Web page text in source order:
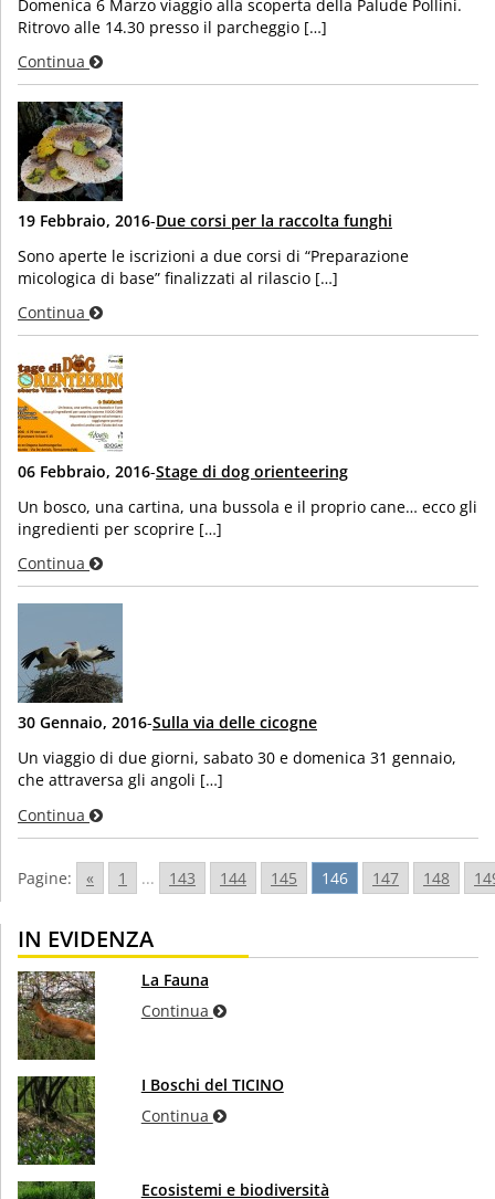
Domenica 6 Marzo viaggio alla scoperta della Palude Pollini.
Ritrovo alle 14.30 presso il parcheggio […]
Continua
19 Febbraio, 2016-Due corsi per la raccolta funghi
Sono aperte le iscrizioni a due corsi di “Preparazione
micologica di base” finalizzati al rilascio […]
Continua
06 Febbraio, 2016-Stage di dog orienteering
Un bosco, una cartina, una bussola e il proprio cane… ecco gli
ingredienti per scoprire […]
Continua
30 Gennaio, 2016-Sulla via delle cicogne
Un viaggio di due giorni, sabato 30 e domenica 31 gennaio,
che attraversa gli angoli […]
Continua
Pagine: « 1 ... 143 144 145 146 147 148
IN EVIDENZA
La Fauna
Continua
I Boschi del TICINO
Continua
Ecosistemi e biodiversità